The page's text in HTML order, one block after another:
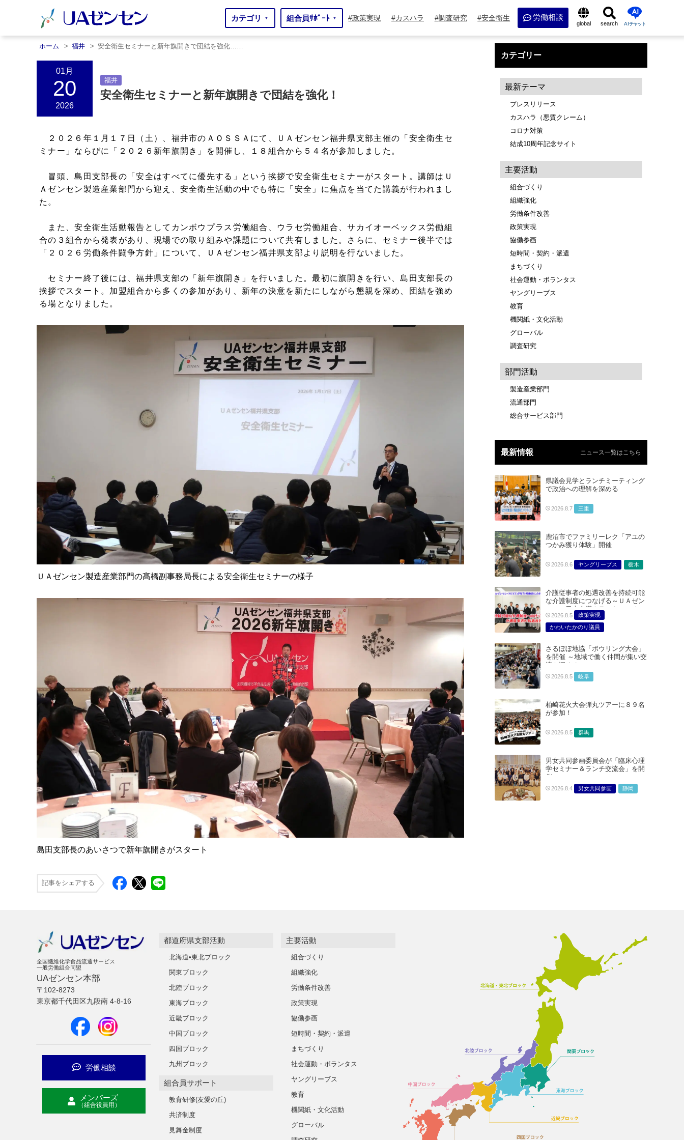
カテゴリ ▼ 組合員ｻﾎﾟｰﾄ ▼ 政策実現 カスハラ 調査研究 安全衛生 労働相談
global search AIチャット
ホーム 福井 安全衛生セミナーと新年旗開きで団結を強化……
01月
20
2026
福井
安全衛生セミナーと新年旗開きで団結を強化！
２０２６年１月１７日（土）、福井市のＡＯＳＳＡにて、ＵＡゼンセン福井県支部主催の「安全衛生セ
ミナー」ならびに「２０２６新年旗開き」を開催し、１８組合から５４名が参加しました。
冒頭、島田支部長の「安全はすべてに優先する」という挨拶で安全衛生セミナーがスタート。講師はＵ
Ａゼンセン製造産業部門から迎え、安全衛生活動の中でも特に「安全」に焦点を当てた講義が行われまし
た。
また、安全衛生活動報告としてカンボウプラス労働組合、ウラセ労働組合、サカイオーベックス労働組
合の３組合から発表があり、現場での取り組みや課題について共有しました。さらに、セミナー後半では
「２０２６労働条件闘争方針」について、ＵＡゼンセン福井県支部より説明を行ないました。
セミナー終了後には、福井県支部の「新年旗開き」を行いました。最初に旗開きを行い、島田支部長の
挨拶でスタート。加盟組合から多くの参加があり、新年の決意を新たにしながら懇親を深め、団結を強め
る場となりました。
ＵＡゼンセン製造産業部門の髙橋副事務局長による安全衛生セミナーの様子
島田支部長のあいさつで新年旗開きがスタート
記事をシェアする
カテゴリー
最新テーマ
プレスリリース
カスハラ（悪質クレーム）
コロナ対策
結成10周年記念サイト
主要活動
組合づくり
組織強化
労働条件改善
政策実現
協働参画
短時間・契約・派遣
まちづくり
社会運動・ボランタス
ヤングリーブス
教育
機関紙・文化活動
グローバル
調査研究
部門活動
製造産業部門
流通部門
総合サービス部門
最新情報 ニュース一覧はこちら
県議会見学とランチミーティング
で政治への理解を深める
2026.8.7 三重
鹿沼市でファミリーレク「アユの
つかみ獲り体験」開催
2026.8.6 ヤングリーブス 栃木
介護従事者の処遇改善を持続可能
な介護制度につなげる～ＵＡゼン
セン・日本介護クラフトユニオン
合同で厚生労働省に対する要請を
実施～
2026.8.5
政策実現
かわいたかのり議員
どうごみまきこ議員
総合サービス部門
医療・介護・福祉部会
さるぼぼ地協「ボウリング大会」
を開催 ～地域で働く仲間が集い交
流を深める～
2026.8.5 岐阜
柏崎花火大会弾丸ツアーに８９名
が参加！
2026.8.5 群馬
男女共同参画委員会が「臨床心理
学セミナー＆ランチ交流会」を開
催
2026.8.4 男女共同参画 静岡
全国繊維化学食品流通サービス
一般労働組合同盟
UAゼンセン本部
〒102-8273
東京都千代田区九段南 4-8-16
労働相談
メンバーズ
（組合役員用）
都道府県支部活動
北海道•東北ブロック
関東ブロック
北陸ブロック
東海ブロック
近畿ブロック
中国ブロック
四国ブロック
九州ブロック
組合員サポート
教育研修(友愛の丘)
共済制度
見舞金制度
主要活動
組合づくり
組織強化
労働条件改善
政策実現
協働参画
短時間・契約・派遣
まちづくり
社会運動・ボランタス
ヤングリーブス
教育
機関紙・文化活動
グローバル